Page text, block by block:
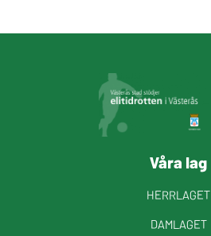
Våra lag
HERRLAGET
DAMLAGET